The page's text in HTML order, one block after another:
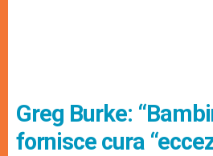
Greg Burke:
fornisce cura